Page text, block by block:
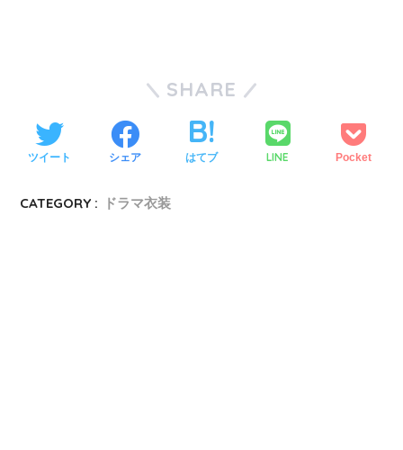
SHARE
ツイート シェア はてブ LINE Pocket
CATEGORY : ドラマ衣装